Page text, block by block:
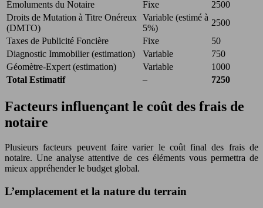
Émoluments du Notaire
Fixe
2500
Droits de Mutation à Titre Onéreux
(DMTO)
Variable (estimé à
5%)
2500
Taxes de Publicité Foncière
Fixe
50
Diagnostic Immobilier (estimation)
Variable
750
Géomètre-Expert (estimation)
Variable
1000
Total Estimatif
– 7250
Facteurs influençant le coût des frais de
notaire
Plusieurs facteurs peuvent faire varier le coût final des frais de
notaire. Une analyse attentive de ces éléments vous permettra de
mieux appréhender le budget global.
L’emplacement et la nature du terrain